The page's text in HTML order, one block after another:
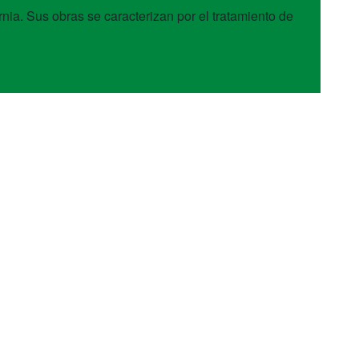
Sus obras se caracterizan por el tratamiento de